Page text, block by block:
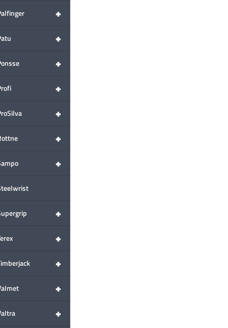
+
+
+
+
+
+
+
+
+
+
+
+